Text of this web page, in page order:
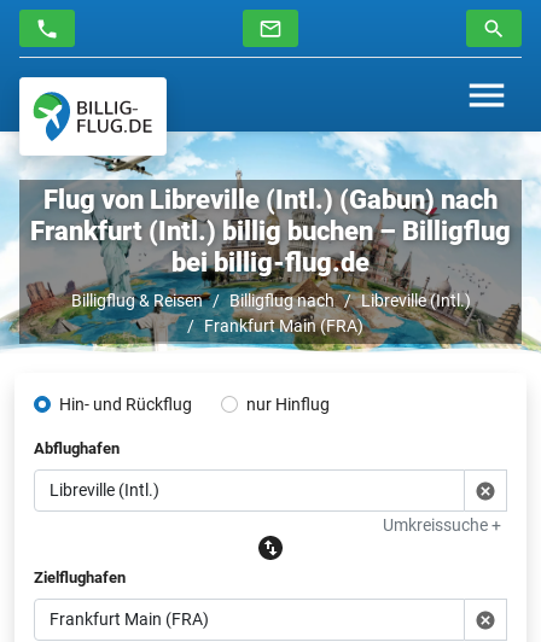
Flug von Libreville (Intl.) (Gabun) nach
Frankfurt (Intl.) billig buchen – Billigflug
bei billig-flug.de
Billigflug & Reisen Billigflug nach
Libreville (Intl.)
Frankfurt Main (FRA)
Hin- und Rückflug nur Hinflug
Abflughafen
Umkreissuche +
Zielflughafen